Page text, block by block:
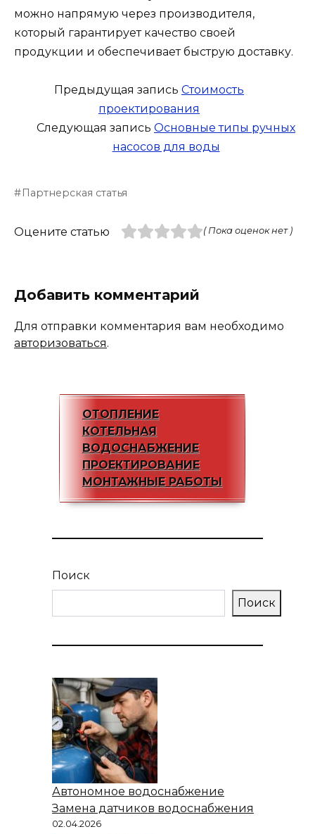
можно напрямую через производителя,
который гарантирует качество своей
продукции и обеспечивает быструю доставку.
Предыдущая запись Стоимость
проектирования
Следующая запись Основные типы ручных
насосов для воды
Партнерская статья
Оцените статью ( Пока оценок нет )
Добавить комментарий
Для отправки комментария вам необходимо
авторизоваться.
ОТОПЛЕНИЕ
КОТЕЛЬНАЯ
ВОДОСНАБЖЕНИЕ
ПРОЕКТИРОВАНИЕ
МОНТАЖНЫЕ РАБОТЫ
Поиск
Поиск
Автономное водоснабжение
Замена датчиков водоснабжения
02.04.2026